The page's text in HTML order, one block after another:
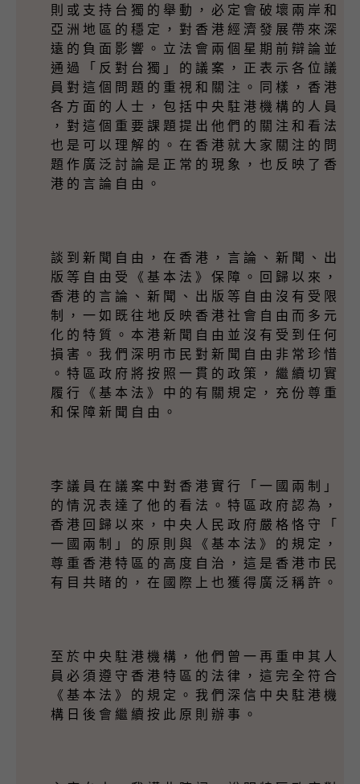
則 或 支 持 台 獨 的 舉 動 ， 必 定 會 破 壞 兩 岸 和
亞 洲 地 區 的 穩 定 ， 對 香 港 經 濟 發 展 帶 來 深
遠 的 負 面 影 響 。 立 法 會 兩 個 星 期 前 辯 論 並
通 過 「 反 對 台 獨 」 的 議 案 ， 正 表 示 各 位 議
員 對 這 個 問 題 的 重 視 和 關 注 。 同 樣 ， 香 港
各 方 面 的 人 士 ， 包 括 中 央 駐 港 機 構 的 人 員
， 對 這 個 重 要 課 題 提 出 他 們 的 關 注 和 看 法
也 是 可 以 理 解 的 。 在 香 港 就 大 家 關 注 的 問
題 作 廣 泛 討 論 是 正 常 的 現 象 ， 也 反 映 了 香
港 的 言 論 自 由 。
談 到 新 聞 自 由 ， 在 香 港 ， 言 論 、 新 聞 、 出
版 等 自 由 受 《 基 本 法 》 保 障 。 回 歸 以 來 ，
香 港 的 言 論 、 新 聞 、 出 版 等 自 由 沒 有 受 限
制 ， 一 如 既 往 地 反 映 香 港 社 會 自 由 而 多 元
化 的 特 質 。 本 港 新 聞 自 由 並 沒 有 受 到 任 何
損 害 。 我 們 深 明 市 民 對 新 聞 自 由 非 常 珍 惜
。 特 區 政 府 將 按 照 一 貫 的 政 策 ， 繼 續 切 實
履 行 《 基 本 法 》 中 的 有 關 規 定 ， 充 份 尊 重
和 保 障 新 聞 自 由 。
李 議 員 在 議 案 中 對 香 港 實 行 「 一 國 兩 制 」
的 情 況 表 達 了 他 的 看 法 。 特 區 政 府 認 為 ，
香 港 回 歸 以 來 ， 中 央 人 民 政 府 嚴 格 恪 守 「
一 國 兩 制 」 的 原 則 與 《 基 本 法 》 的 規 定 ，
尊 重 香 港 特 區 的 高 度 自 治 ， 這 是 香 港 市 民
有 目 共 睹 的 ， 在 國 際 上 也 獲 得 廣 泛 稱 許 。
至 於 中 央 駐 港 機 構 ， 他 們 曾 一 再 重 申 其 人
員 必 須 遵 守 香 港 特 區 的 法 律 ， 這 完 全 符 合
《 基 本 法 》 的 規 定 。 我 們 深 信 中 央 駐 港 機
構 日 後 會 繼 續 按 此 原 則 辦 事 。